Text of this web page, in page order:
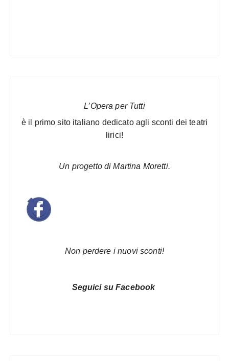
L’Opera per Tutti
è il primo sito italiano dedicato agli sconti dei teatri
lirici!
Un progetto di Martina Moretti.
Non perdere i nuovi sconti!
Seguici su Facebook